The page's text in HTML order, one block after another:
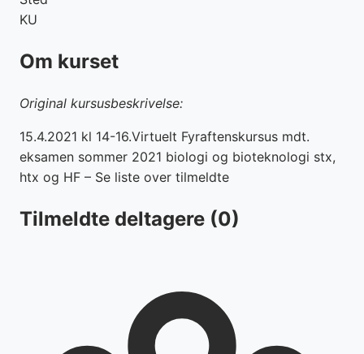
KU
Om kurset
Original kursusbeskrivelse:
15.4.2021 kl 14-16.Virtuelt Fyraftenskursus mdt.
eksamen sommer 2021 biologi og bioteknologi stx,
htx og HF – Se liste over tilmeldte
Tilmeldte deltagere (0)